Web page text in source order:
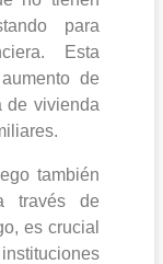
para
Esta
de
de vivienda
también
través de
es crucial